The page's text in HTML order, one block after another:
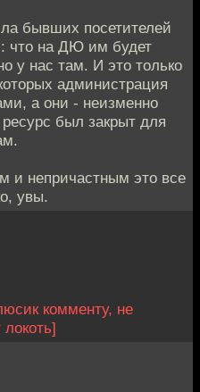
бывших посетителей
что на ДЮ им будет
у нас там. И это только
администрация
а они - неизменно
был закрыт для
и непричастным это все
увы.
комменту, не